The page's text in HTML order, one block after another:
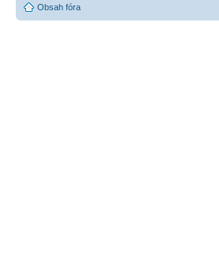
Obsah fóra